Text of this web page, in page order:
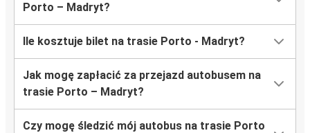
Porto – Madryt?
Ile kosztuje bilet na trasie Porto - Madryt?
Jak mogę zapłacić za przejazd autobusem na
trasie Porto – Madryt?
Czy mogę śledzić mój autobus na trasie Porto